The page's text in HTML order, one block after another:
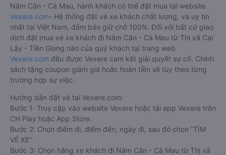
Năm Căn - Cà Mau, hành khách có thể đặt mua tại website
Vexere.com- Hệ thống đặt vé xe khách chất lượng, và uy tín
nhất tại Việt Nam, đảm bảo giữ chỗ 100%. Đối với bất cứ giao
dịch đặt mua vé xe khách đi Năm Căn - Cà Mau từ Thị xã Cai
Lậy - Tiền Giang nào của quý khách tại trang web
Vexere.com đều được Vexere cam kết giải quyết sự cố. Chính
sách tặng coupon giảm giá hoặc hoàn tiền sẽ tùy theo từng
trường hợp sự việc.
Hướng dẫn đặt vé tại Vexere.com:
Bước 1: Truy cập vào website Vexere hoặc tải app Vexere trên
CH Play hoặc App Store.
Bước 2: Chọn điểm đi, điểm đến, ngày đi, sau đó chọn “TÌM
VÉ XE”.
Bước 3: Chọn hãng xe khách đi Năm Căn - Cà Mau từ Thị xã